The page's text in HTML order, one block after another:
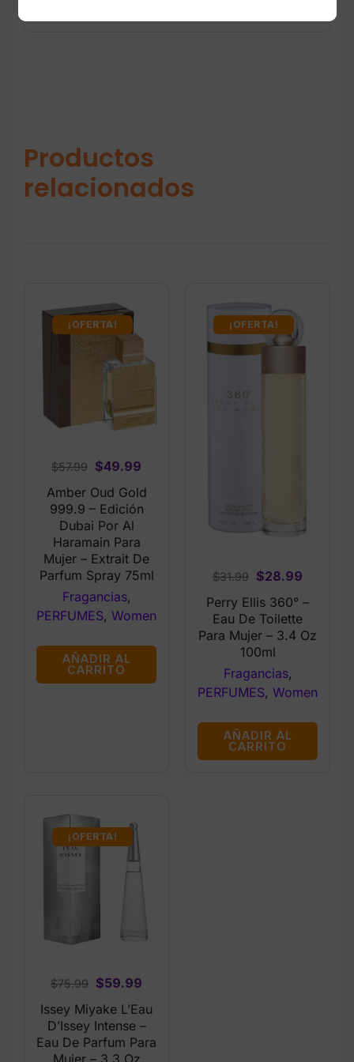
Productos
relacionados
¡OFERTA!
$57.99 Original
price
was:
$57.99.
$49.99
price
is:
Amber Oud Gold
999.9 – Edición
Dubai Por Al
Haramain Para
Mujer – Extrait De
Parfum Spray 75ml
Fragancias,
PERFUMES, Women
AÑADIR AL
CARRITO
¡OFERTA!
$31.99 Original
price
was:
$31.99.
$28.99
$28.99.
Perry Ellis 360° –
Eau De Toilette
Para Mujer – 3.4 Oz
100ml
Fragancias,
PERFUMES, Women
AÑADIR AL
CARRITO
¡OFERTA!
$75.99 Original
price
was:
$75.99.
$59.99
$59.99.
Issey Miyake L’Eau
D’Issey Intense –
Eau De Parfum Para
Mujer – 3.3 Oz